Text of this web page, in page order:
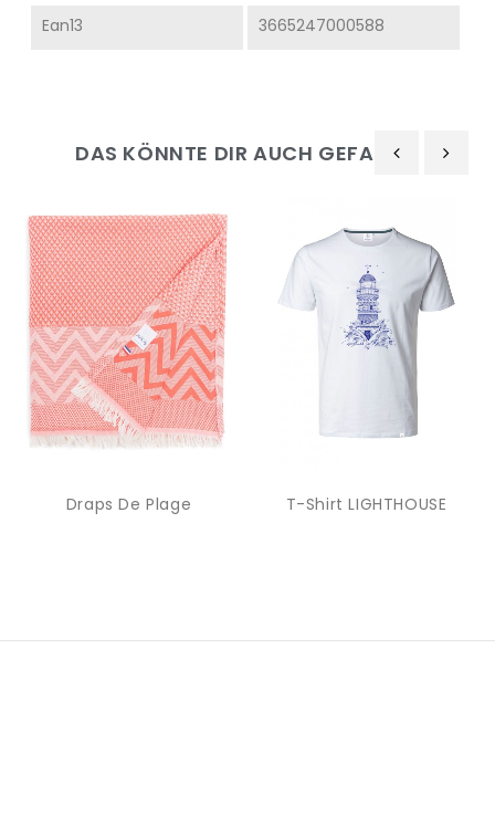
Ean13 3665247000588
DAS KÖNNTE DIR AUCH GEFALLEN
Draps De Plage T-Shirt LIGHTHOUSE